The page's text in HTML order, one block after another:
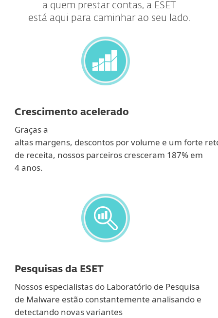
a quem prestar contas, a ESET
está aqui para caminhar ao seu lado.
Crescimento acelerado
Graças a
altas margens, descontos por volume e um forte
de receita, nossos parceiros cresceram 187% em
4 anos.
Pesquisas da ESET
Nossos especialistas do Laboratório de Pesquisa
de Malware estão constantemente analisando e
detectando novas variantes